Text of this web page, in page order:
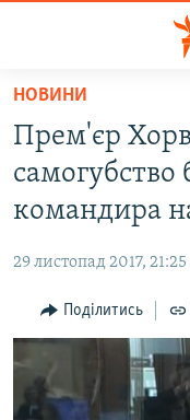
Перейти
основного
матеріалу
до
основної
Перейти
до
пошуку
НОВИНИ
ВОДА.КРИМ
ВІДЕО ТА ФОТО
БЛОГИ
ПОГЛЯД
ВСЕ ЗА ДЕНЬ
НОВИНИ
Прем'єр
самогубство
командира
29 листопад 2017, 21:25
Поділитись